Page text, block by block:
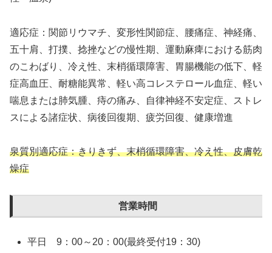
適応症：関節リウマチ、変形性関節症、腰痛症、神経痛、
五十肩、打撲、捻挫などの慢性期、運動麻痺における筋肉
のこわばり、冷え性、末梢循環障害、胃腸機能の低下、軽
症高血圧、耐糖能異常、軽い高コレステロール血症、軽い
喘息または肺気腫、痔の痛み、自律神経不安定症、ストレ
スによる諸症状、病後回復期、疲労回復、健康増進
泉質別適応症：きりきず、末梢循環障害、冷え性、皮膚乾
燥症
営業時間
平日 9：00～20：00(最終受付19：30)